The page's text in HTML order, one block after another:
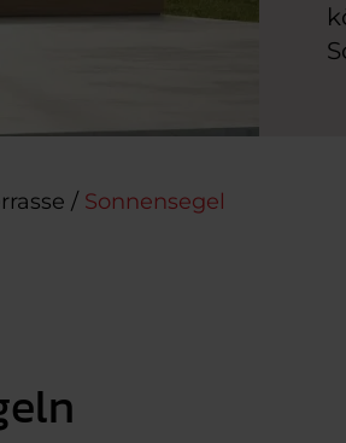
/ Sonnensegel